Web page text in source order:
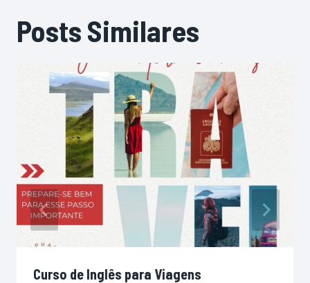
Posts Similares
Curso de Inglês para Viagens